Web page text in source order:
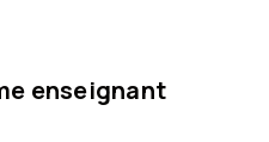
enseignant